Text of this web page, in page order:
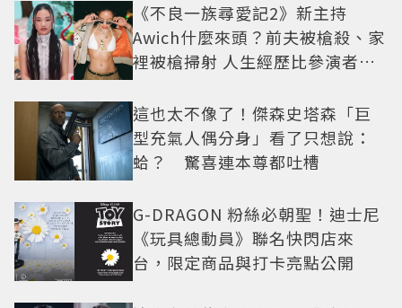
《不良一族尋愛記2》新主持
Awich什麼來頭？前夫被槍殺、家
裡被槍掃射 人生經歷比參演者還
這也太不像了！傑森史塔森「巨
型充氣人偶分身」看了只想說：
蛤？ 驚喜連本尊都吐槽
G-DRAGON 粉絲必朝聖！迪士尼
《玩具總動員》聯名快閃店來
台，限定商品與打卡亮點公開